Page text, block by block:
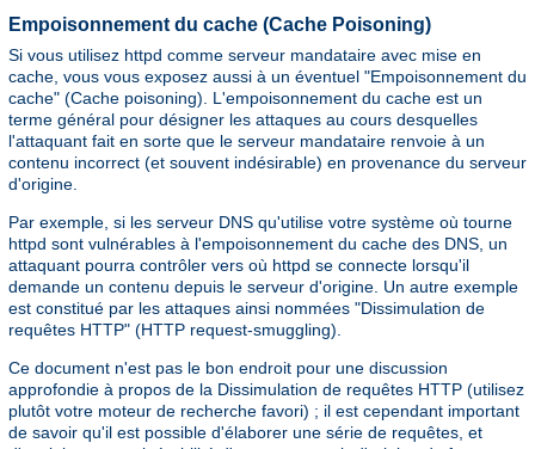
Empoisonnement du cache (Cache Poisoning)
Si vous utilisez httpd comme serveur mandataire avec mise en
cache, vous vous exposez aussi à un éventuel "Empoisonnement du
cache" (Cache poisoning). L'empoisonnement du cache est un
terme général pour désigner les attaques au cours desquelles
l'attaquant fait en sorte que le serveur mandataire renvoie à un
contenu incorrect (et souvent indésirable) en provenance du serveur
d'origine.
Par exemple, si les serveur DNS qu'utilise votre système où tourne
httpd sont vulnérables à l'empoisonnement du cache des DNS, un
attaquant pourra contrôler vers où httpd se connecte lorsqu'il
demande un contenu depuis le serveur d'origine. Un autre exemple
est constitué par les attaques ainsi nommées "Dissimulation de
requêtes HTTP" (HTTP request-smuggling).
Ce document n'est pas le bon endroit pour une discussion
approfondie à propos de la Dissimulation de requêtes HTTP (utilisez
plutôt votre moteur de recherche favori) ; il est cependant important
de savoir qu'il est possible d'élaborer une série de requêtes, et